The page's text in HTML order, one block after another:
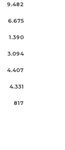
9.482
6.675
1.390
3.094
4.407
4.331
817